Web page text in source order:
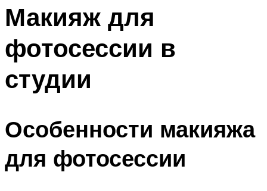
Макияж для
фотосессии в
студии
Особенности макияжа
для фотосессии